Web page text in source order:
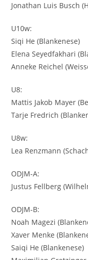
Jonathan Luis Busch
U10w:
Siqi He (Blankenese)
Elena Seyedfakhari
Anneke Reichel
U8:
Mattis Jakob Mayer
Tarje Fredrich
U8w:
Lea Renzmann
ODJM-A:
Justus Fellberg
ODJM-B:
Noah Magezi
Xaver Menke
Saiqi He (Blankenese)